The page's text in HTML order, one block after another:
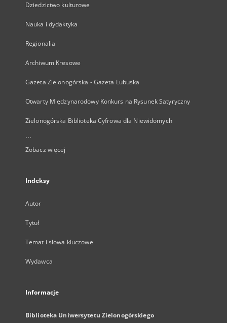
Dziedzictwo kulturowe
Nauka i dydaktyka
Regionalia
Archiwum Kresowe
Gazeta Zielonogórska - Gazeta Lubuska
Otwarty Międzynarodowy Konkurs na Rysunek Satyryczny
Zielonogórska Biblioteka Cyfrowa dla Niewidomych
...
Zobacz więcej
Indeksy
Autor
Tytuł
Temat i słowa kluczowe
Wydawca
Informacje
Biblioteka Uniwersytetu Zielonogórskiego